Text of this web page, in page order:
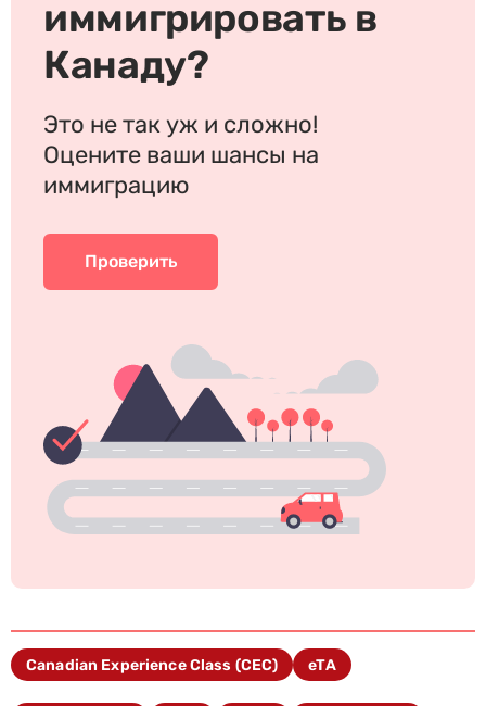
иммигрировать в
Канаду?
Это не так уж и сложно!
Оцените ваши шансы на
иммиграцию
Проверить
Canadian Experience Class (CEC) eTA